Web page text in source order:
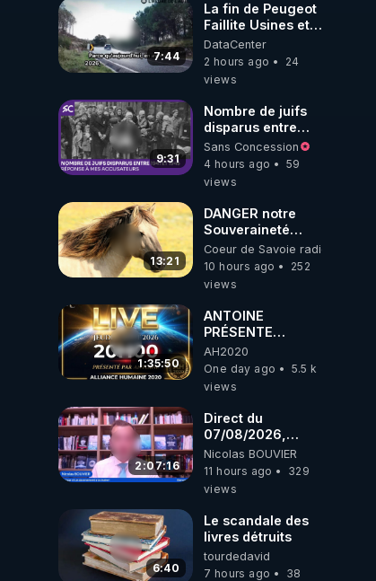
7:44
La fin de Peugeot
Faillite Usines et
Emplois
Menacees -
L'heure de l'auto
DataCenter
2 hours ago
24
views
9:31
Nombre de juifs
disparus entre
1941 et 1945
(Réponse à mes
accusateurs)
Sans Concession
4 hours ago
59
views
13:21
DANGER notre
Souveraineté
Alimentaire est
attaqué...
Coeur de Savoie radioweb TV
10 hours ago
252
views
1:35:50
ANTOINE
PRÉSENTE
AH2020 LE LIVE
20H ***DU
06/08/2026***
AH2020
One day ago
5.5 k
views
2:07:16
Direct du
07/08/2026,
présenté par
Nicolas BOUVIER
Nicolas BOUVIER
11 hours ago
329
views
6:40
Le scandale des
livres détruits
tourdedavid
7 hours ago
38